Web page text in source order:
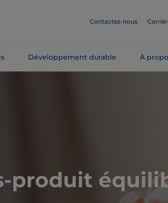
Contactez-nous
Développement durable À
produit